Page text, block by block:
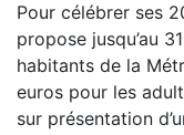
Pour célébrer ses
propose jusqu’au
habitants de la
euros pour les
sur présentation